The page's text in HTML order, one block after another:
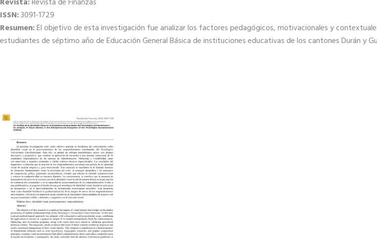
Revista:Revista de Finanzas
ISSN:3091-1729
Resumen:El objetivo de esta investigación fue analizar los factores pedagógicos, motivacionales y
estudiantes de séptimo año de Educación General Básica de instituciones educativas de los cantones Durán y